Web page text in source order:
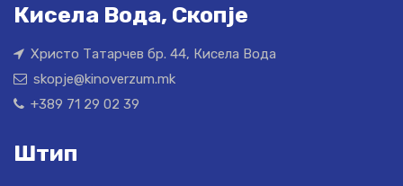
Кисела Вода, Скопје
Христо Татарчев бр. 44, Кисела Вода
skopje@kinoverzum.mk
+389 71 29 02 39
Штип